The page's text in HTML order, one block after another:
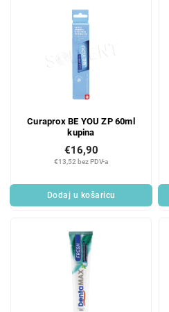
Curaprox BE YOU ZP 60ml
kupina
€13,52 bez PDV-a
€16,90
Dodaj u košaricu